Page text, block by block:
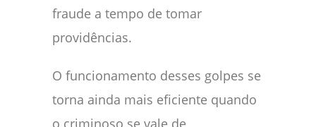
fraude a tempo de tomar
providências.
O funcionamento desses golpes se
torna ainda mais eficiente quando
o criminoso se vale de